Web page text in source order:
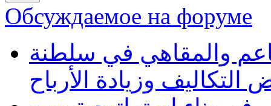
Обсуждаемое на форуме
والمقاهي في سلطنة
وزيادة الأرباح